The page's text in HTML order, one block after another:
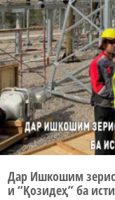
Дар Ишкошим
и “Қозидеҳ” ба